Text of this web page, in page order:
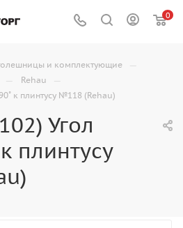
0
и комплектующие —
— Rehau —
к плинтусу №118 (Rehau)
Угол
плинтусу